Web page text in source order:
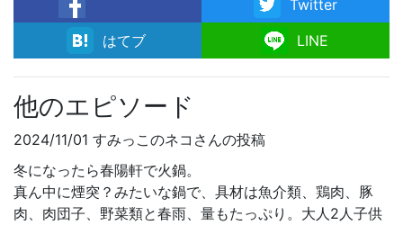
facebook
Twitter
はてブ
LINE
他のエピソード
2024/11/01 すみっこのネコさんの投稿
冬になったら春陽軒で火鍋。
真ん中に煙突？みたいな鍋で、具材は魚介類、鶏肉、豚
肉、肉団子、野菜類と春雨、量もたっぷり。大人2人子供